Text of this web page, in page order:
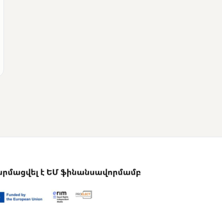
շնորհավորել է Նիկոլ
կապակցությամբ